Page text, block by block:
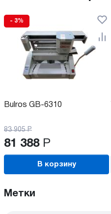
- 3%
Bulros GB-6310
83 905 Р
81 388 Р
В корзину
Метки